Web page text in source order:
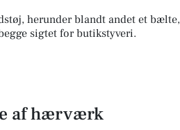
herunder blandt andet et bælte,
sigtet for butikstyveri.
af hærværk